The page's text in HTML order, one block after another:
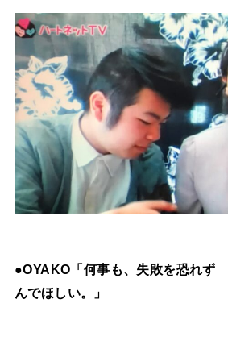
●OYAKO「何事も、失敗を恐れず
んでほしい。」